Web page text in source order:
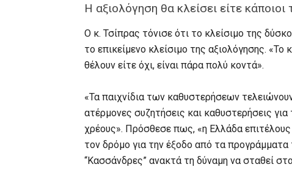
Η αξιολόγηση θα κλείσει είτε κάποιοι
Ο κ. Τσίπρας τόνισε ότι το κλείσιμο της
το επικείμενο κλείσιμο της αξιολόγησης. «Το
θέλουν είτε όχι, είναι πάρα πολύ κοντά».
«Τα παιχνίδια των καθυστερήσεων
ατέρμονες συζητήσεις και καθυστερήσεις
χρέους». Πρόσθεσε πως, «η Ελλάδα
τον δρόμο για την έξοδο από τα προγράμματα
“Κασσάνδρες” ανακτά τη δύναμη να σταθεί